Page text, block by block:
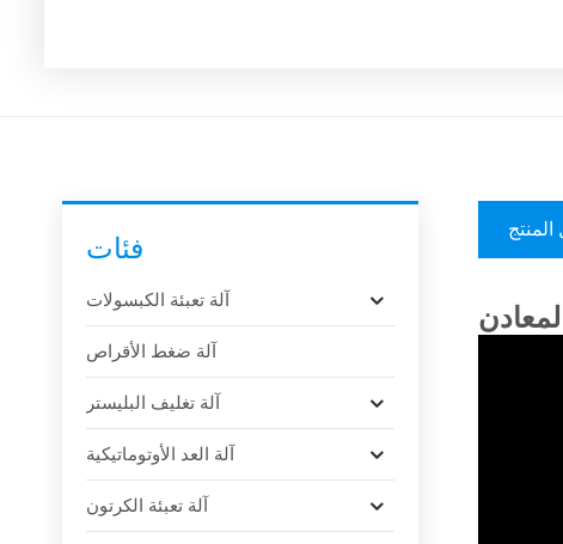
فئات
آلة تعبئة الكبسولات
آلة ضغط الأقراص
آلة تغليف البليستر
آلة العد الأوتوماتيكية
آلة تعبئة الكرتون